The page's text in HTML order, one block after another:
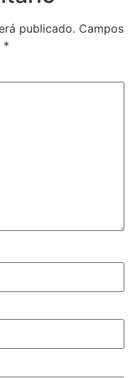
publicado. Campos
*